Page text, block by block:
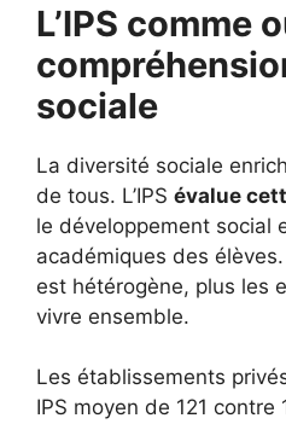
L’IPS comme
sociale
La diversité sociale
de tous. L’IPS évalue
le développement social
académiques des
est hétérogène, plus les
vivre ensemble.
Les établissements
IPS moyen de 121 contre